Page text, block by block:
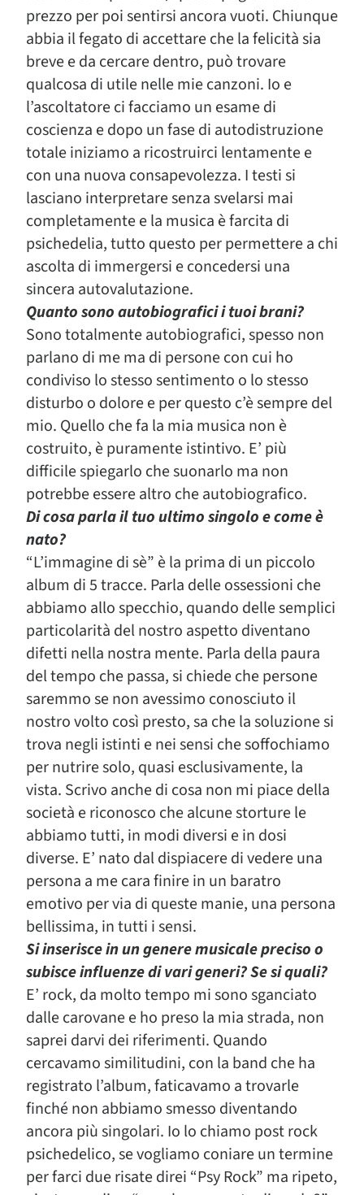
prezzo per poi sentirsi ancora vuoti. Chiunque
abbia il fegato di accettare che la felicità sia
breve e da cercare dentro, può trovare
qualcosa di utile nelle mie canzoni. Io e
l’ascoltatore ci facciamo un esame di
coscienza e dopo un fase di autodistruzione
totale iniziamo a ricostruirci lentamente e
con una nuova consapevolezza. I testi si
lasciano interpretare senza svelarsi mai
completamente e la musica è farcita di
psichedelia, tutto questo per permettere a chi
ascolta di immergersi e concedersi una
sincera autovalutazione.
Quanto sono autobiografici i tuoi brani?
Sono totalmente autobiografici, spesso non
parlano di me ma di persone con cui ho
condiviso lo stesso sentimento o lo stesso
disturbo o dolore e per questo c’è sempre del
mio. Quello che fa la mia musica non è
costruito, è puramente istintivo. E’ più
difficile spiegarlo che suonarlo ma non
potrebbe essere altro che autobiografico.
Di cosa parla il tuo ultimo singolo e come è
nato?
“L’immagine di sè” è la prima di un piccolo
album di 5 tracce. Parla delle ossessioni che
abbiamo allo specchio, quando delle semplici
particolarità del nostro aspetto diventano
difetti nella nostra mente. Parla della paura
del tempo che passa, si chiede che persone
saremmo se non avessimo conosciuto il
nostro volto così presto, sa che la soluzione si
trova negli istinti e nei sensi che soffochiamo
per nutrire solo, quasi esclusivamente, la
vista. Scrivo anche di cosa non mi piace della
società e riconosco che alcune storture le
abbiamo tutti, in modi diversi e in dosi
diverse. E’ nato dal dispiacere di vedere una
persona a me cara finire in un baratro
emotivo per via di queste manie, una persona
bellissima, in tutti i sensi.
Si inserisce in un genere musicale preciso o
subisce influenze di vari generi? Se si quali?
E’ rock, da molto tempo mi sono sganciato
dalle carovane e ho preso la mia strada, non
saprei darvi dei riferimenti. Quando
cercavamo similitudini, con la band che ha
registrato l’album, faticavamo a trovarle
finché non abbiamo smesso diventando
ancora più singolari. Io lo chiamo post rock
psichedelico, se vogliamo coniare un termine
per farci due risate direi “Psy Rock” ma ripeto,